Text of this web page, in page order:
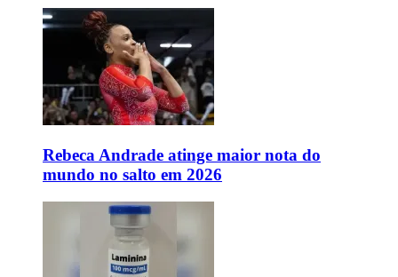
Rebeca Andrade atinge maior nota do
mundo no salto em 2026